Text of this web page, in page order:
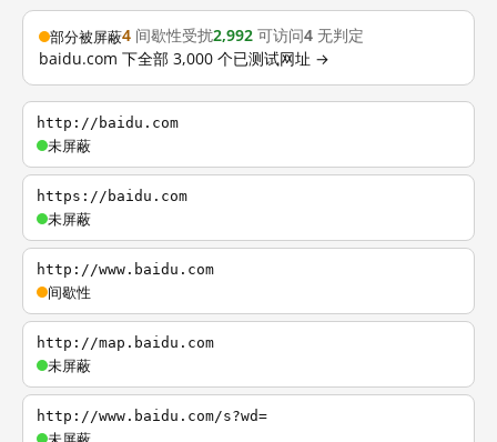
部分被屏蔽4 间歇性受扰2,992 可访问4 无判定
baidu.com 下全部 3,000 个已测试网址 →
http://baidu.com
未屏蔽
https://baidu.com
未屏蔽
http://www.baidu.com
间歇性
http://map.baidu.com
未屏蔽
http://www.baidu.com/s?wd=